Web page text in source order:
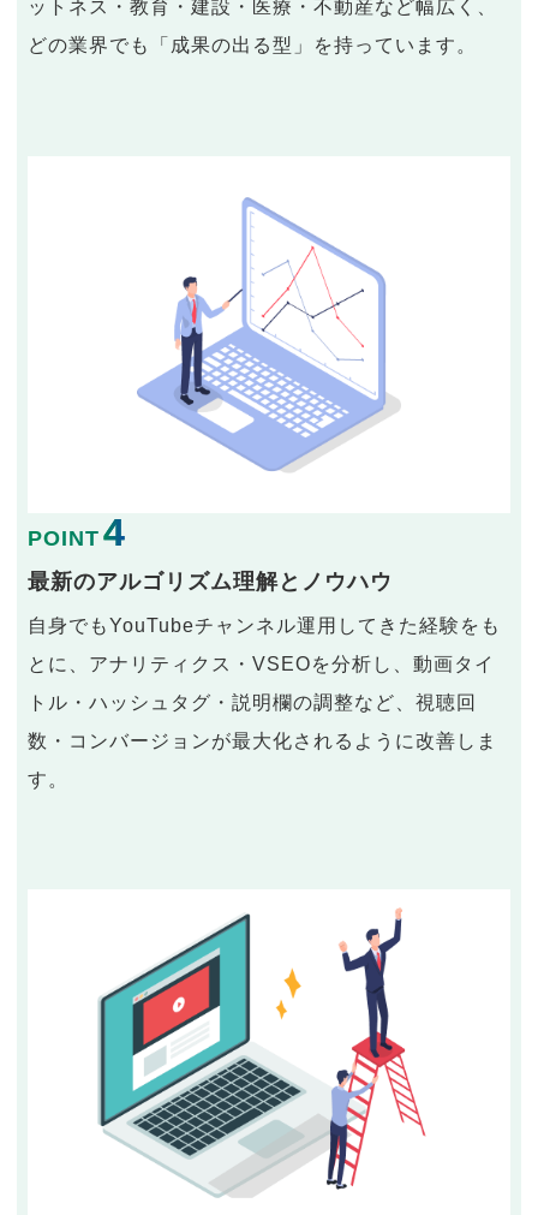
ットネス・教育・建設・医療・不動産など幅広く、
どの業界でも「成果の出る型」を持っています。
POINT 4
最新のアルゴリズム理解とノウハウ
自身でもYouTubeチャンネル運用してきた経験をも
とに、アナリティクス・VSEOを分析し、動画タイ
トル・ハッシュタグ・説明欄の調整など、視聴回
数・コンバージョンが最大化されるように改善しま
す。